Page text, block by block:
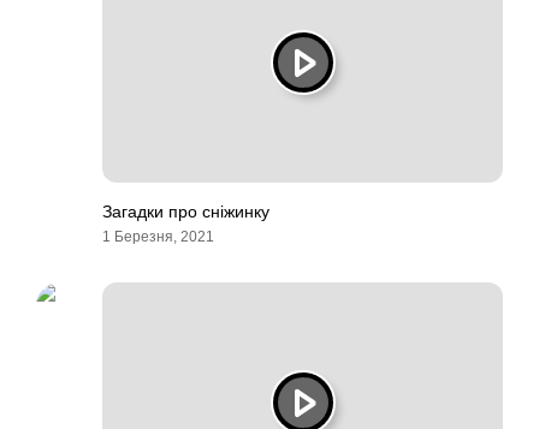
Загадки про сніжинку
1 Березня, 2021